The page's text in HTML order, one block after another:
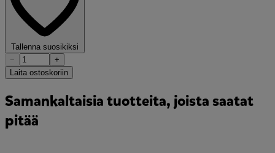
Tallenna suosikiksi
−
+
Laita ostoskoriin
Samankaltaisia tuotteita, joista saatat
pitää